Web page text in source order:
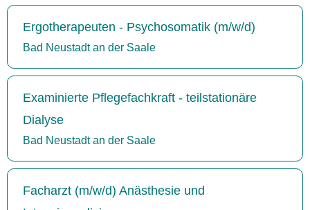
Ergotherapeuten - Psychosomatik (m/w/d)
Bad Neustadt an der Saale
Examinierte Pflegefachkraft - teilstationäre
Dialyse
Bad Neustadt an der Saale
Facharzt (m/w/d) Anästhesie und